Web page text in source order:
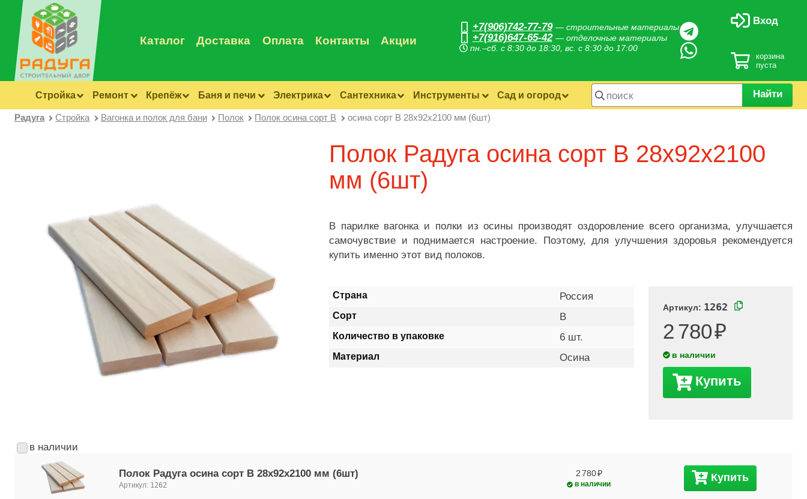
+7(906)742-77-79 — строительные материалы
+7(916)647-65-42 — отделочные материалы
пн.–сб. с 8:30 до 18:30, вс. с 8:30 до 17:00
Каталог Доставка Оплата Контакты Акции
Вход
корзина
пуста
Стройка Ремонт Крепёж Баня и печи Электрика Сантехника Инструменты Сад и огород Найти
Радуга Стройка Вагонка и полок для бани Полок Полок осина сорт B осина сорт B 28х92х2100 мм (6шт)
Полок Радуга осина сорт B 28х92х2100
мм (6шт)
Артикул: 1262
2 780
в наличии
Купить
Страна Россия
Сорт B
Количество в упаковке 6 шт.
Материал Осина
В парилке вагонка и полки из осины производят оздоровление всего организма, улучшается
самочувствие и поднимается настроение. Поэтому, для улучшения здоровья рекомендуется
купить именно этот вид полоков.
в наличии
Полок Радуга осина сорт B 28х92х2100 мм (6шт)
Артикул: 1262
2 780
в наличии
Купить